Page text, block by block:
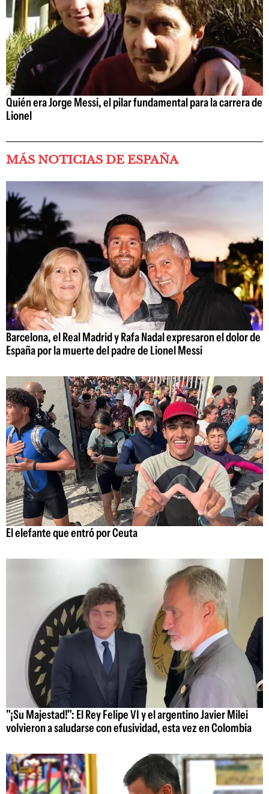
Quién era Jorge Messi, el pilar fundamental para la carrera de
Lionel
MÁS NOTICIAS DE ESPAÑA
Barcelona, el Real Madrid y Rafa Nadal expresaron el dolor de
España por la muerte del padre de Lionel Messi
El elefante que entró por Ceuta
"¡Su Majestad!": El Rey Felipe VI y el argentino Javier Milei
volvieron a saludarse con efusividad, esta vez en Colombia